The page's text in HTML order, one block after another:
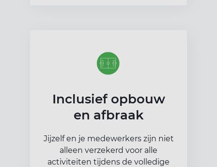
Inclusief opbouw
en afbraak
Jijzelf en je medewerkers zijn niet
alleen verzekerd voor alle
activiteiten tijdens de volledige